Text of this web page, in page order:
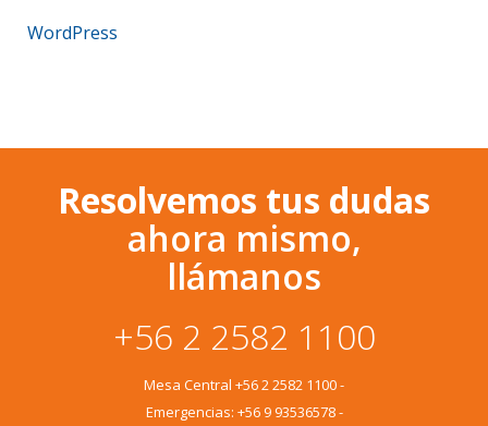
WordPress
Resolvemos tus dudas
ahora mismo,
llámanos
+56 2 2582 1100
Mesa Central +56 2 2582 1100-
Emergencias: +56 9 93536578-